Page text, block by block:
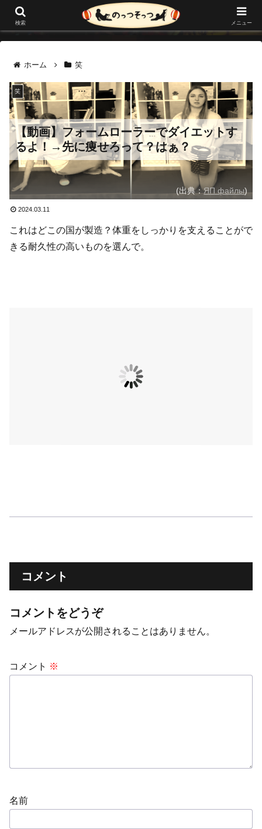
ホーム 笑
【動画】フォームローラーでダイエットす
るよ！→先に痩せろって？はぁ？
笑
(出典：ЯП файлы)
2024.03.11
これはどこの国が製造？体重をしっかりを支えることがで
きる耐久性の高いものを選んで。
コメント
コメントをどうぞ
メールアドレスが公開されることはありません。
コメント ※
名前
検索 メニュー